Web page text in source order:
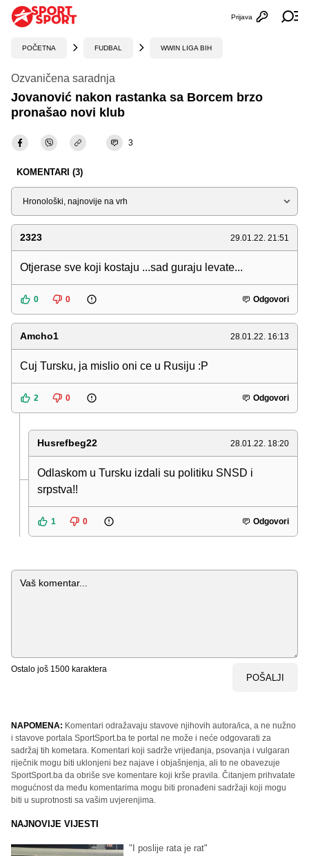
Otvori
Prijava
POČETNA FUDBAL WWIN LIGA BIH
Ozvaničena saradnja
Jovanović nakon rastanka sa Borcem brzo
pronašao novi klub
3
KOMENTARI (3)
Sortiraj
2323 29.01.22. 21:51
Otjerase sve koji kostaju ...sad guraju levate...
0 0 Odgovori
Amcho1 28.01.22. 16:13
Cuj Tursku, ja mislio oni ce u Rusiju :P
2 0 Odgovori
Husrefbeg22 28.01.22. 18:20
Odlaskom u Tursku izdali su politiku SNSD i
srpstva!!
1 0 Odgovori
Komentar
Ostalo još 1500 karaktera
POŠALJI
NAPOMENA: Komentari odražavaju stavove njihovih autora/ica, a ne nužno
i stavove portala SportSport.ba te portal ne može i neće odgovarati za
sadržaj tih kometara. Komentari koji sadrže vrijeđanja, psovanja i vulgaran
riječnik mogu biti uklonjeni bez najave i objašnjenja, ali to ne obavezuje
SportSport.ba da obriše sve komentare koji krše pravila. Čitanjem prihvatate
mogućnost da među komentarima mogu biti pronađeni sadržaji koji mogu
biti u suprotnosti sa vašim uvjerenjima.
NAJNOVIJE VIJESTI
"I poslije rata je rat"